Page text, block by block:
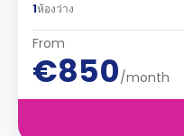
1ห้องว่าง
From
€850/month